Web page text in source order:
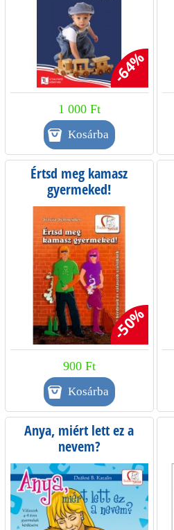
-64%
1 000 Ft
Értsd meg kamasz
gyermeked!
-50%
900 Ft
Anya, miért lett ez a
nevem?